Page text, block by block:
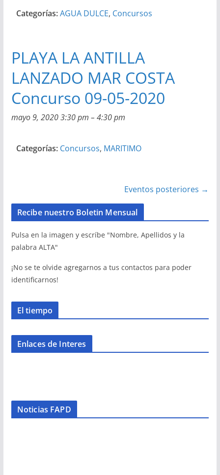
Categorías:AGUA DULCE, Concursos
PLAYA LA ANTILLA
LANZADO MAR COSTA
Concurso 09-05-2020
mayo 9, 2020 3:30 pm – 4:30 pm
Categorías: Concursos, MARITIMO
Eventos posteriores →
Recibe nuestro Boletin Mensual
Pulsa en la imagen y escríbe "Nombre, Apellidos y la
palabra ALTA"
¡No se te olvide agregarnos a tus contactos para poder
identificarnos!
El tiempo
Enlaces de Interes
Noticias FAPD